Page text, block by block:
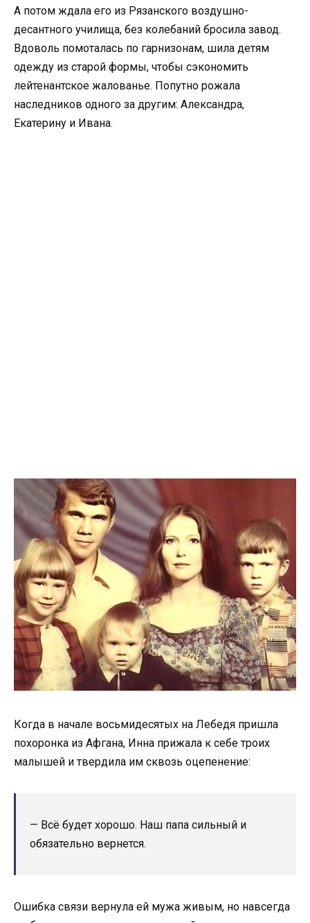
А потом ждала его из Рязанского воздушно-
десантного училища, без колебаний бросила завод.
Вдоволь помоталась по гарнизонам, шила детям
одежду из старой формы, чтобы сэкономить
лейтенантское жалованье. Попутно рожала
наследников одного за другим: Александра,
Екатерину и Ивана.
Когда в начале восьмидесятых на Лебедя пришла
похоронка из Афгана, Инна прижала к себе троих
малышей и твердила им сквозь оцепенение:
— Всё будет хорошо. Наш папа сильный и
обязательно вернется.
Ошибка связи вернула ей мужа живым, но навсегда